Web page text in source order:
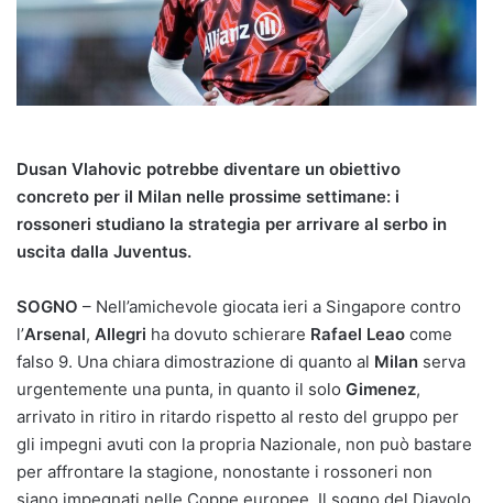
Dusan Vlahovic potrebbe diventare un obiettivo
concreto per il Milan nelle prossime settimane: i
rossoneri studiano la strategia per arrivare al serbo in
uscita dalla Juventus.
SOGNO – Nell’amichevole giocata ieri a Singapore contro
l’Arsenal, Allegri ha dovuto schierare Rafael Leao come
falso 9. Una chiara dimostrazione di quanto al Milan serva
urgentemente una punta, in quanto il solo Gimenez,
arrivato in ritiro in ritardo rispetto al resto del gruppo per
gli impegni avuti con la propria Nazionale, non può bastare
per affrontare la stagione, nonostante i rossoneri non